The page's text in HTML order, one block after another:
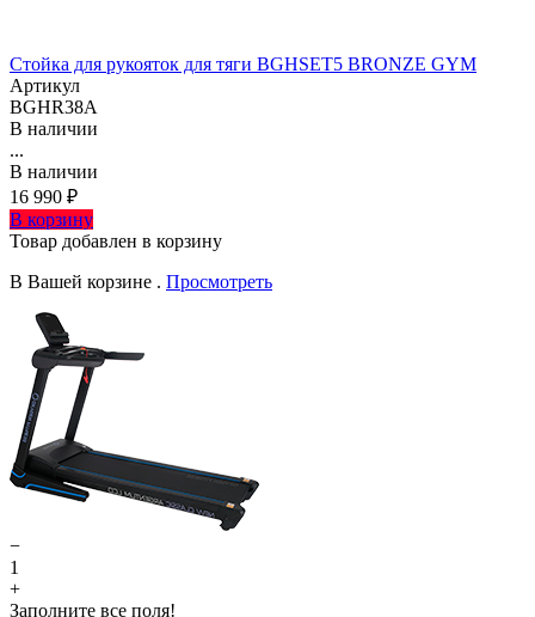
Стойка для рукояток для тяги BGHSET5 BRONZE GYM
Артикул
BGHR38A
В наличии
...
В наличии
16 990 ₽
В корзину
Товар добавлен в корзину
В Вашей корзине . Просмотреть
−
1
+
Заполните все поля!